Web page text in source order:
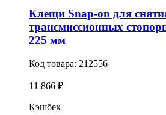
Клещи Snap-on для
трансмиссионных
225 мм
Код товара: 212556
11 866 ₽
Кэшбек